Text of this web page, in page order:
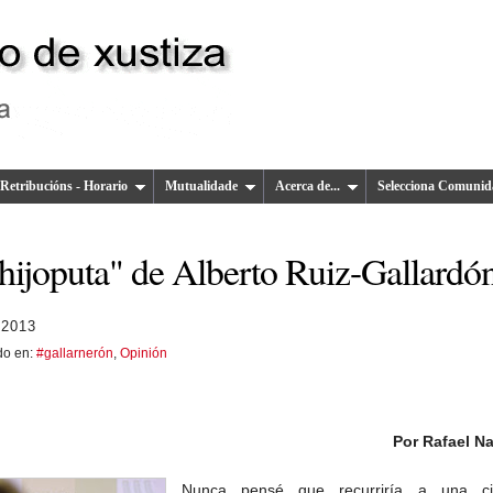
Retribucións - Horario Mutualidade Acerca de... Selecciona
de Alberto Ruiz-
en: #gallarnerón Opinión
Por Rafael
Nunca pensé que recurriría a una